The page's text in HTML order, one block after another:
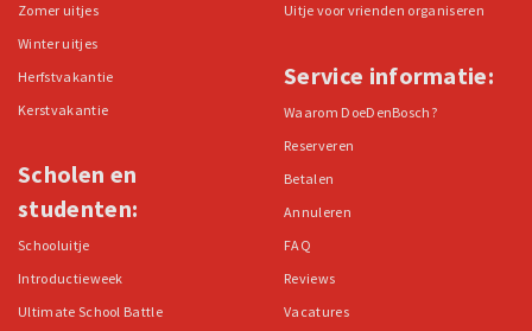
Zomer uitjes
Winter uitjes
Herfstvakantie
Kerstvakantie
Scholen en
studenten:
Schooluitje
Introductieweek
Ultimate School Battle
Uitje voor vrienden organiseren
Service informatie:
Waarom DoeDenBosch?
Reserveren
Betalen
Annuleren
FAQ
Reviews
Vacatures